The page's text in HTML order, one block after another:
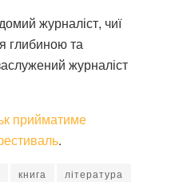
журналіст, чиї
глибиною та
журналіст
прийматиме
.
книга
література